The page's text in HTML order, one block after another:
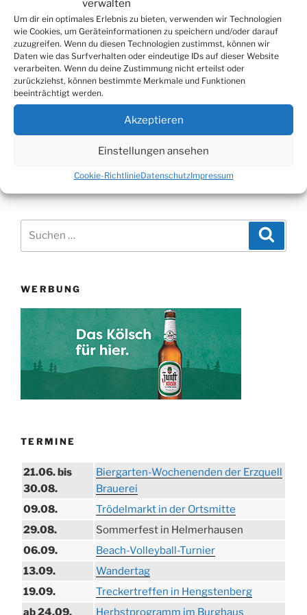
verwalten
Um dir ein optimales Erlebnis zu bieten, verwenden wir Technologien
wie Cookies, um Geräteinformationen zu speichern und/oder darauf
zuzugreifen. Wenn du diesen Technologien zustimmst, können wir
Daten wie das Surfverhalten oder eindeutige IDs auf dieser Website
verarbeiten. Wenn du deine Zustimmung nicht erteilst oder
zurückziehst, können bestimmte Merkmale und Funktionen
beeinträchtigt werden.
Akzeptieren
Einstellungen ansehen
Cookie-RichtlinieDatenschutzImpressum
Beitragsnavigation
Vorheriger
Beitrag
ZURÜCK
Coronavirus: 26 aktuell positiv getestete
Personen im Oberbergischen Kreis
Nächster
Tür hielt Einbruchsversuch stand
WERBUNG
TERMINE
21.06. bis
30.08.
Biergarten-Wochenenden der Erzquell
Brauerei
09.08.
Trödelmarkt in der Ortsmitte
29.08.
Sommerfest in Helmerhausen
06.09.
Beach-Volleyball-Turnier
13.09.
Wandertag
19.09.
Treckertreffen in Hengstenberg
ab 24.09.
Herbstprogramm im Burghaus